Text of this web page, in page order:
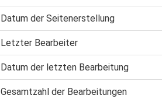
Datum der Seitenerstellung
Letzter Bearbeiter
Datum der letzten Bearbeitung
Gesamtzahl der Bearbeitungen